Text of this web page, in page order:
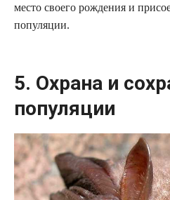
место своего рождения и
популяции.
5. Охрана и
популяции